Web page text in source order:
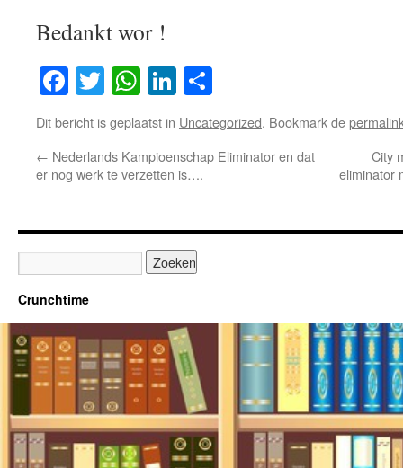
Bedankt wor !
Facebook
TwitterWhatsApp
LinkedIn
Dit bericht is geplaatst in Uncategorized. Bookmark de
← Nederlands Kampioenschap Eliminator en dat
er nog werk te verzetten is….
City
eliminator
Crunchtime